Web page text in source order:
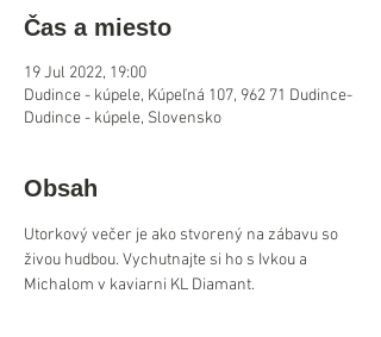
Čas a miesto
19 Jul 2022, 19:00
Dudince - kúpele, Kúpeľná 107, 962 71 Dudince-
Dudince - kúpele, Slovensko
Obsah
Utorkový večer je ako stvorený na zábavu so
živou hudbou. Vychutnajte si ho s Ivkou a
Michalom v kaviarni KL Diamant.